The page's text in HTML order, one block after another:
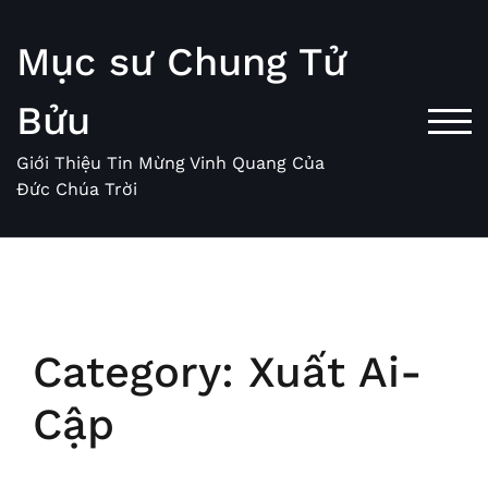
content
Mục sư Chung Tử
Bửu
Giới Thiệu Tin Mừng Vinh Quang Của
Đức Chúa Trời
Category: Xuất Ai-
Cập